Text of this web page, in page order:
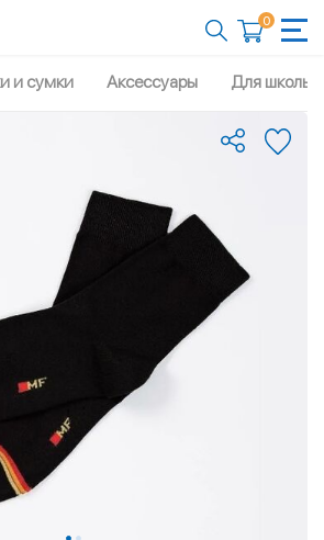
0
и сумки Аксессуары Для школы